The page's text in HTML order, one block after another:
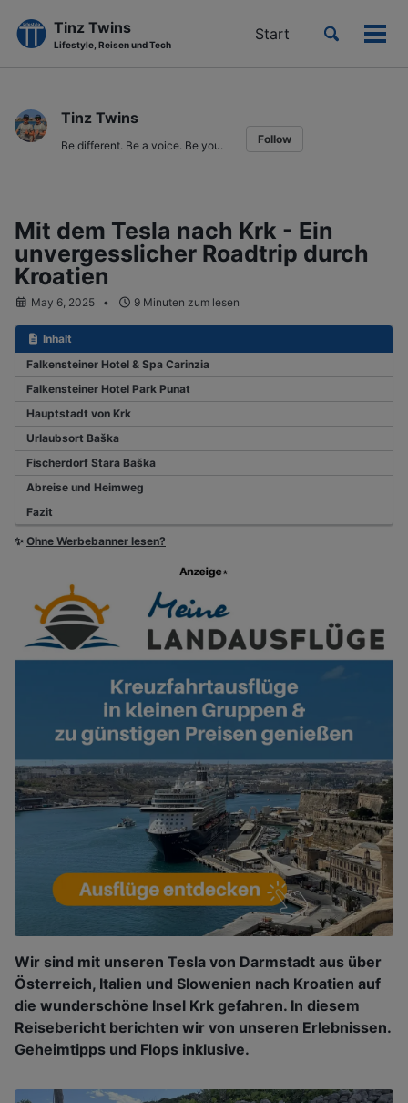
primary
navigation
content
footer
Tinz Twins
Lifestyle, Reisen und Tech
Start
Toggle
Tinz Twins
Be different. Be a voice. Be you. Follow
Mit dem Tesla nach Krk - Ein
unvergesslicher Roadtrip durch
Kroatien
May 6, 2025 9 Minuten zum lesen
Inhalt
Falkensteiner Hotel & Spa Carinzia
Falkensteiner Hotel Park Punat
Hauptstadt von Krk
Urlaubsort Baška
Fischerdorf Stara Baška
Abreise und Heimweg
Fazit
✨ Ohne Werbebanner lesen?
Wir sind mit unseren Tesla von Darmstadt aus über
Österreich, Italien und Slowenien nach Kroatien auf
die wunderschöne Insel Krk gefahren. In diesem
Reisebericht berichten wir von unseren Erlebnissen.
Geheimtipps und Flops inklusive.